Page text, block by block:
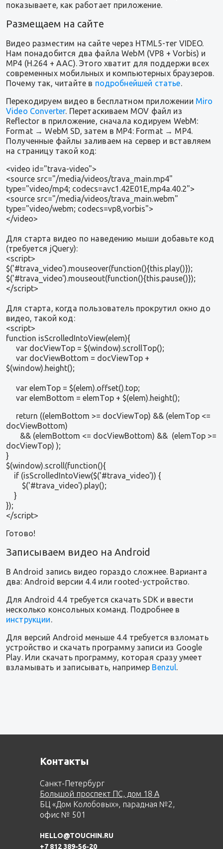
показываете, как работает приложение.
Размещаем на сайте
Видео разместим на сайте через HTML5-тег VIDEO.
Нам понадобится два файла WebM (VP8 + Vorbis) и
MP4 (H.264 + AAC). Этого хватит для поддержи всех
современных мобильных и компьютерных браузеров.
Почему так, читайте в подробнейшей статье.
Перекодируем видео в бесплатном приложении Miro
Video Converter. Перетаскиваем MOV файл из
Reflector в приложение, сначала кодируем WebM:
Format → WebM SD, затем в MP4: Format → MP4.
Полученные файлы заливаем на сервер и вставляем
на страницу такой код:
<video id="trava-video">
<source src="/media/videos/trava_main.mp4"
type="video/mp4; codecs=avc1.42E01E,mp4a.40.2">
<source src="/media/videos/trava_main.webm"
type="video/webm; codecs=vp8,vorbis">
</video>
Для старта видео по наведению мыши добавьте код
(требуется jQuery):
<script>
$('#trava_video').mouseover(function(){this.play()});
$('#trava_video').mouseout(function(){this.pause()});
</script>
Для старта, когда пользователь прокрутил окно до
видео, такой код:
<script>
function isScrolledIntoView(elem){
var docViewTop = $(window).scrollTop();
var docViewBottom = docViewTop +
$(window).height();
var elemTop = $(elem).offset().top;
var elemBottom = elemTop + $(elem).height();
return ((elemBottom >= docViewTop) && (elemTop <=
docViewBottom)
&& (elemBottom <= docViewBottom) && (elemTop >=
docViewTop) );
}
$(window).scroll(function(){
if (isScrolledIntoView($('#trava_video')) {
$('#trava_video').play();
}
});
</script>
Готово!
Записываем видео на Android
В Android запись видео гораздо сложнее. Варианта
два: Android версии 4.4 или rooted-устройство.
Для Android 4.4 требуется скачать SDK и ввести
несколько консольных команд. Подробнее в
инструкции.
Для версий Android меньше 4.4 требуется взломать
устройство и скачать программу записи из Google
Play. Или скачать программу, которая сразу умеет
взламывать и записывать, например Benzul.
Контакты
Санкт-Петербург
Большой проспект ПС, дом 18 А
БЦ «Дом Колобовых», парадная №2,
офис № 501
HELLO@TOUCHIN.RU
+7 812 389-56-20